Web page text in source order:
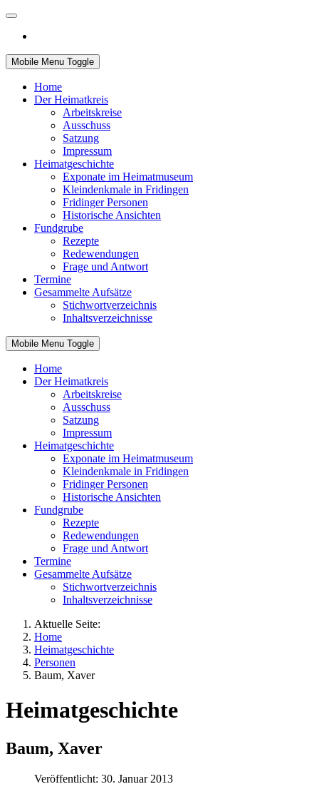
Mobile Menu Toggle
Home
Der Heimatkreis
Arbeitskreise
Ausschuss
Satzung
Impressum
Heimatgeschichte
Exponate im Heimatmuseum
Kleindenkmale in Fridingen
Fridinger Personen
Historische Ansichten
Fundgrube
Rezepte
Redewendungen
Frage und Antwort
Termine
Gesammelte Aufsätze
Stichwortverzeichnis
Inhaltsverzeichnisse
Mobile Menu Toggle
Home
Der Heimatkreis
Arbeitskreise
Ausschuss
Satzung
Impressum
Heimatgeschichte
Exponate im Heimatmuseum
Kleindenkmale in Fridingen
Fridinger Personen
Historische Ansichten
Fundgrube
Rezepte
Redewendungen
Frage und Antwort
Termine
Gesammelte Aufsätze
Stichwortverzeichnis
Inhaltsverzeichnisse
Aktuelle Seite:
Home
Heimatgeschichte
Personen
Baum, Xaver
Heimatgeschichte
Baum, Xaver
Veröffentlicht: 30. Januar 2013